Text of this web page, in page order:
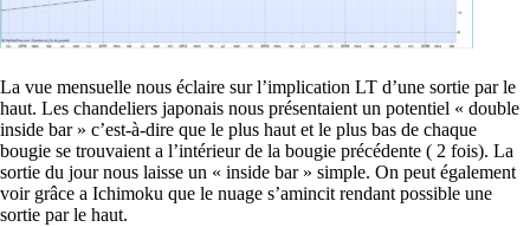
La vue mensuelle nous éclaire sur l’implication LT d’une sortie par le
haut. Les chandeliers japonais nous présentaient un potentiel « double
inside bar » c’est-à-dire que le plus haut et le plus bas de chaque
bougie se trouvaient a l’intérieur de la bougie précédente ( 2 fois). La
sortie du jour nous laisse un « inside bar » simple. On peut également
voir grâce a Ichimoku que le nuage s’amincit rendant possible une
sortie par le haut.